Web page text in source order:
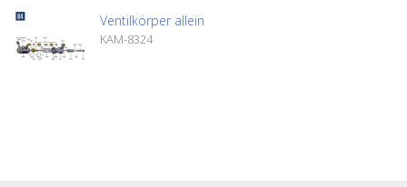
Ventilkörper allein
KAM-8324